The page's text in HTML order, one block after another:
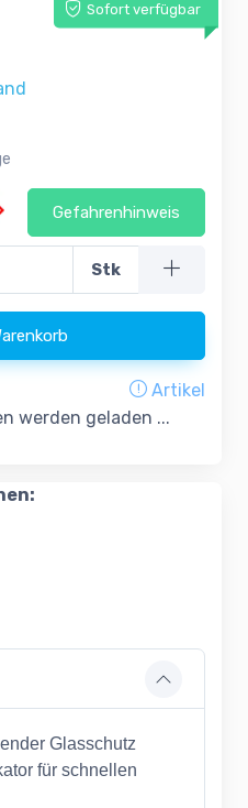
Sofort verfügbar
Gefahrenhinweis
Stk
Artikel
werden geladen ...
Glasschutz
für schnellen